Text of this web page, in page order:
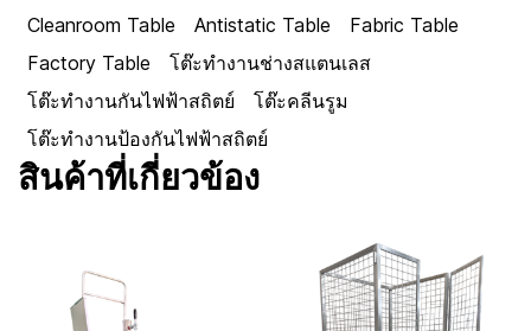
Cleanroom Table
Antistatic Table
Fabric Table
Factory Table
โต๊ะทำงานช่างสแตนเลส
โต๊ะทำงานกันไฟฟ้าสถิตย์
โต๊ะคลีนรูม
โต๊ะทำงานป้องกันไฟฟ้าสถิตย์
สินค้าที่เกี่ยวข้อง